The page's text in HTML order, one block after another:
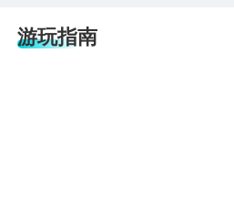
游玩指南